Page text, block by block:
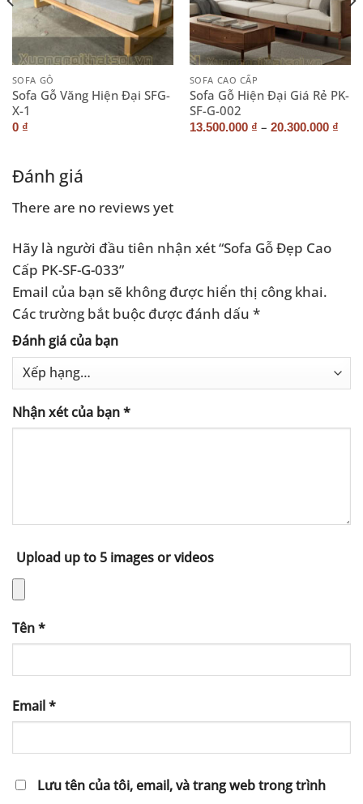
SOFA GỖ
Sofa Gỗ Văng Hiện Đại SFG-
X-1
0 ₫
SOFA CAO CẤP
Sofa Gỗ Hiện Đại Giá Rẻ PK-
SF-G-002
13.500.000 ₫ – 20.300.000 ₫
Đánh giá
There are no reviews yet
Hãy là người đầu tiên nhận xét “Sofa Gỗ Đẹp Cao
Cấp PK-SF-G-033”
Email của bạn sẽ không được hiển thị công khai.
Các trường bắt buộc được đánh dấu *
Đánh giá của bạn
Nhận xét của bạn*
Upload up to 5 images or videos
Tên*
Email*
Lưu tên của tôi, email, và trang web trong trình